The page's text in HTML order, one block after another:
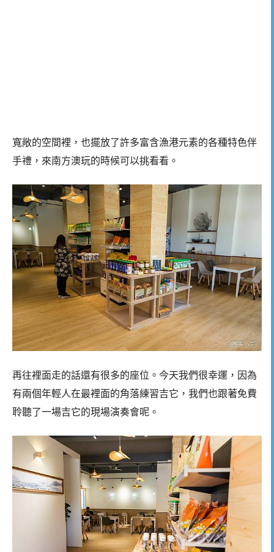
寬敞的空間裡，也擺放了許多富含漁港元素的各種特色伴
手禮，來南方澳玩的時候可以挑看看。
再往裡面走的話還有很多的座位。今天我們很幸運，因為
有兩個年輕人在最裡面的角落練習吉它，我們也跟著免費
聆聽了一場吉它的現場演奏會呢。